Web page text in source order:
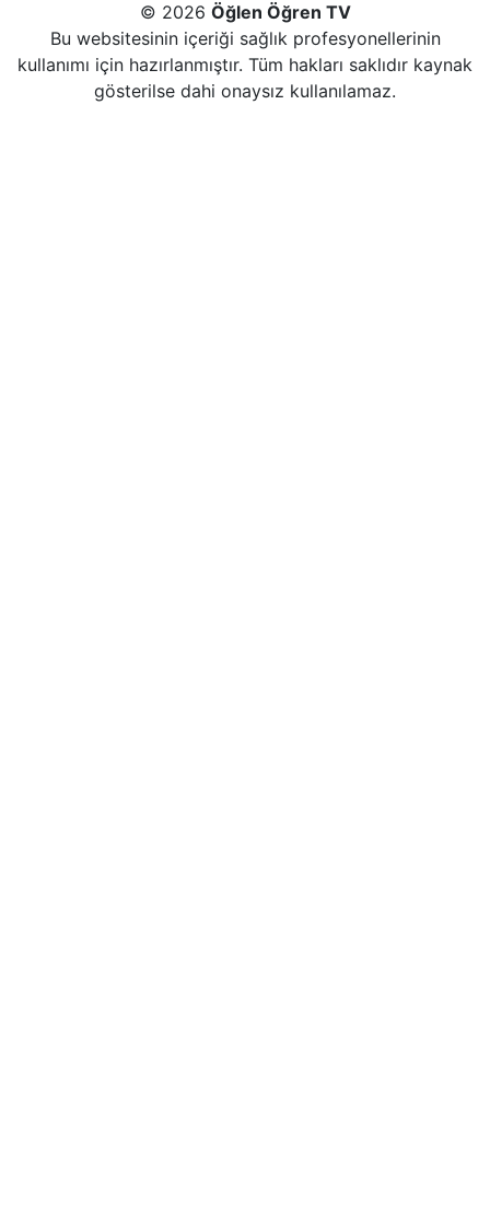
© 2026 Öğlen Öğren TV
Bu websitesinin içeriği sağlık profesyonellerinin
kullanımı için hazırlanmıştır. Tüm hakları saklıdır kaynak
gösterilse dahi onaysız kullanılamaz.